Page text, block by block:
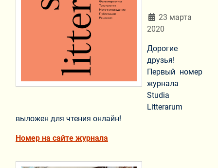
Информация о
23 марта
2020
Дорогие
друзья!
Первый номер
журнала
Studia
Litterarum
выложен для чтения онлайн!
Номер на сайте журнала